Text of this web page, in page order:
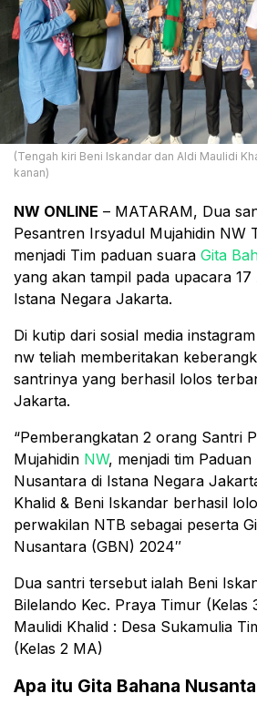
(Tengah kiri Beni Iskandar dan Aldi Maulidi
kanan)
NW ONLINE – MATARAM, Dua
Pesantren Irsyadul Mujahidin NW
menjadi Tim paduan suara Gita
yang akan tampil pada upacara
Istana Negara Jakarta.
Di kutip dari sosial media
nw teliah memberitakan
santrinya yang berhasil lolos
Jakarta.
“Pemberangkatan 2 orang Santri
Mujahidin NW, menjadi tim
Nusantara di Istana Negara
Khalid & Beni Iskandar berhasil
perwakilan NTB sebagai peserta
Nusantara (GBN) 2024″
Dua santri tersebut ialah Beni
Bilelando Kec. Praya Timur (Kelas
Maulidi Khalid : Desa Sukamulia
(Kelas 2 MA)
Apa itu Gita Bahana